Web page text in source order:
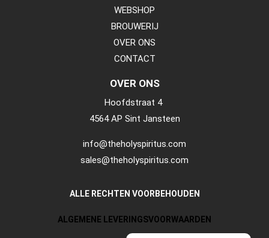
WEBSHOP
BROUWERIJ
OVER ONS
CONTACT
OVER ONS
Hoofdstraat 4
4564 AP Sint Jansteen
info@theholyspiritus.com
sales@theholyspiritus.com
ALLE RECHTEN VOORBEHOUDEN
ALGEMENE LEVERINGSVOORWAARDEN